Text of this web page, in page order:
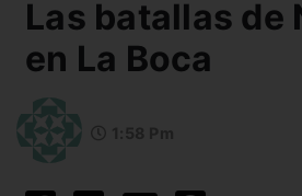
Las batallas de
en La Boca